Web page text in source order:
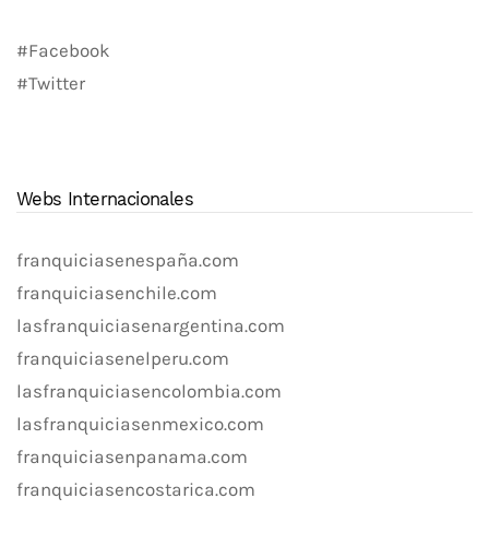
#Facebook
#Twitter
Webs Internacionales
franquiciasenespaña.com
franquiciasenchile.com
lasfranquiciasenargentina.com
franquiciasenelperu.com
lasfranquiciasencolombia.com
lasfranquiciasenmexico.com
franquiciasenpanama.com
franquiciasencostarica.com